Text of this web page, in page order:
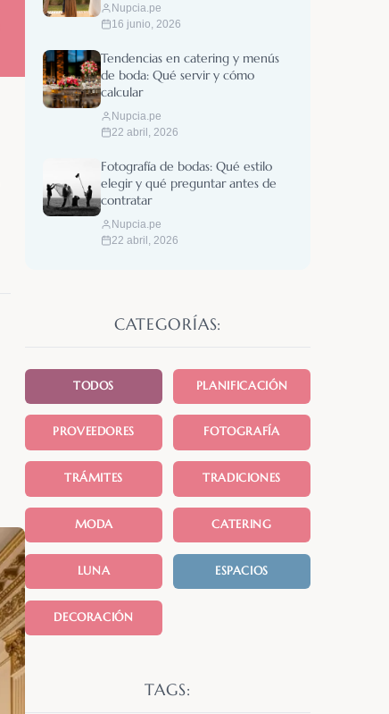
Nupcia.pe
16 junio, 2026
Tendencias en catering y menús
de boda: Qué servir y cómo
calcular
Nupcia.pe
22 abril, 2026
Fotografía de bodas: Qué estilo
elegir y qué preguntar antes de
contratar
Nupcia.pe
22 abril, 2026
CATEGORÍAS:
TODOS PLANIFICACIÓN
PROVEEDORES FOTOGRAFÍA
TRÁMITES TRADICIONES
MODA CATERING
LUNA ESPACIOS
DECORACIÓN
TAGS: